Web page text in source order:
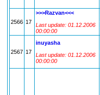
2566 17
>>>Razvan<<<
Last update: 01.12.2006
00:00:00
2567 17
inuyasha
Last update: 01.12.2006
00:00:00